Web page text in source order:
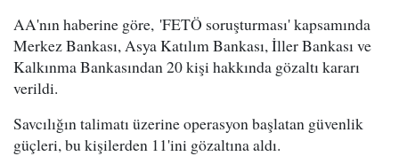
AA'nın haberine göre, 'FETÖ soruşturması' kapsamında
Merkez Bankası, Asya Katılım Bankası, İller Bankası ve
Kalkınma Bankasından 20 kişi hakkında gözaltı kararı
verildi.
Savcılığın talimatı üzerine operasyon başlatan güvenlik
güçleri, bu kişilerden 11'ini gözaltına aldı.